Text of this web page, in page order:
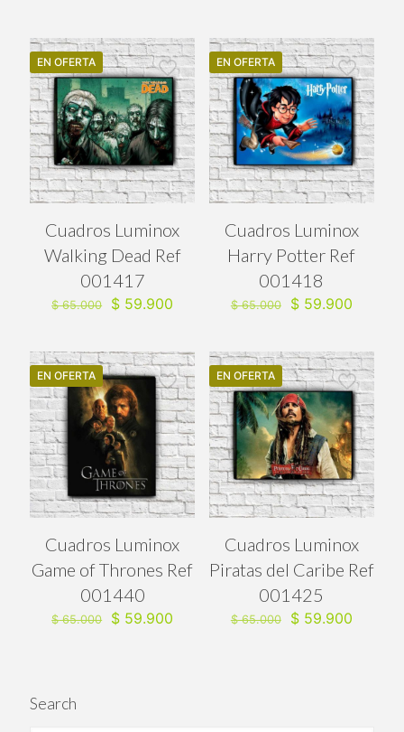
era:
$ 65.000.
es:
$ 59.900.
era:
$ 65.000.
es:
$
EN OFERTA
Cuadros Luminox
Walking Dead Ref
001417
$65.000
El
era:
$ 65.000.
$ 59.900
es:
$ 59.900.
EN OFERTA
Cuadros Luminox
Harry Potter Ref
001418
$65.000
El
era:
$ 65.000.
$59.900El
es:
$
EN OFERTA
Cuadros Luminox
Game of Thrones Ref
001440
$65.000
El
$ 59.900
EN OFERTA
Cuadros Luminox
Piratas del Caribe Ref
001425
$65.000
El
$59.900El
Search